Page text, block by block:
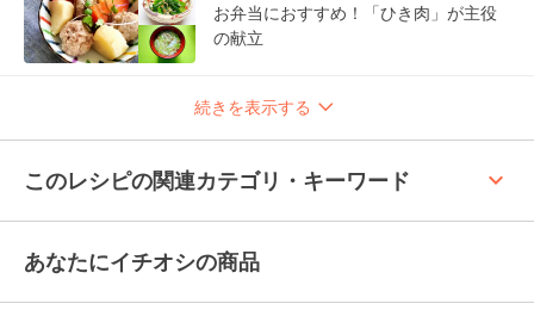
お弁当におすすめ！「ひき肉」が主役
の献立
続きを表示する
このレシピの関連カテゴリ・キーワード keyboard_arrow_up
あなたにイチオシの商品